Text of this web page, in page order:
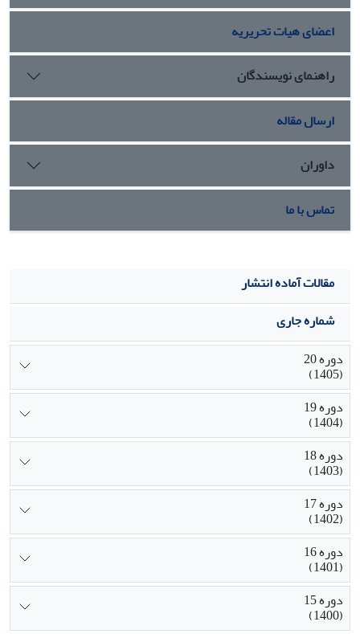
اعضای هیات تحریریه
راهنمای نویسندگان
ارسال مقاله
داوران
تماس با ما
مقالات آماده انتشار
شماره جاری
دوره 20
(1405)
دوره 19
(1404)
دوره 18
(1403)
دوره 17
(1402)
دوره 16
(1401)
دوره 15
(1400)